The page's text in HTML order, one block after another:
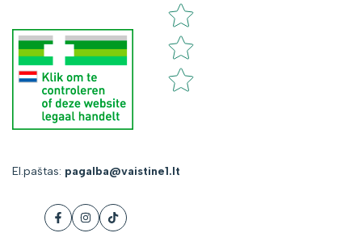
El.paštas: pagalba@vaistine1.lt
Facebook
Instagram
Tiktok